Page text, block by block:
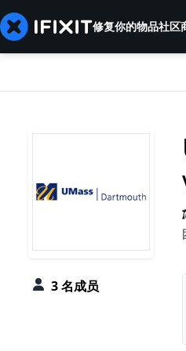
修复你的物品社区
3 名成员